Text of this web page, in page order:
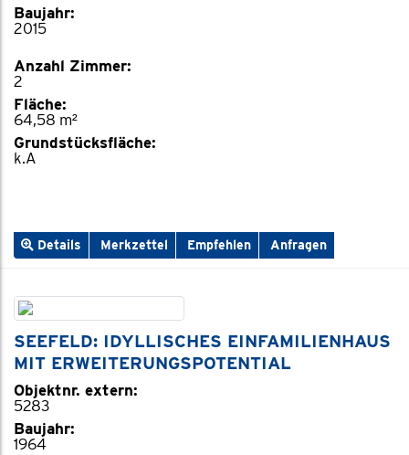
Baujahr:
2015
Anzahl Zimmer:
2
Fläche:
64,58 m²
Grundstücksfläche:
k.A
Details Merkzettel Empfehlen Anfragen
SEEFELD: IDYLLISCHES EINFAMILIENHAUS
MIT ERWEITERUNGSPOTENTIAL
Objektnr. extern:
5283
Baujahr:
1964